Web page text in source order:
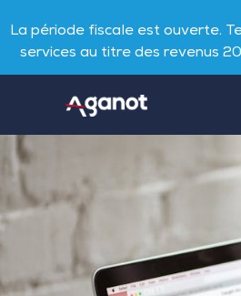
La période fiscale est ouverte.
services au titre des revenus